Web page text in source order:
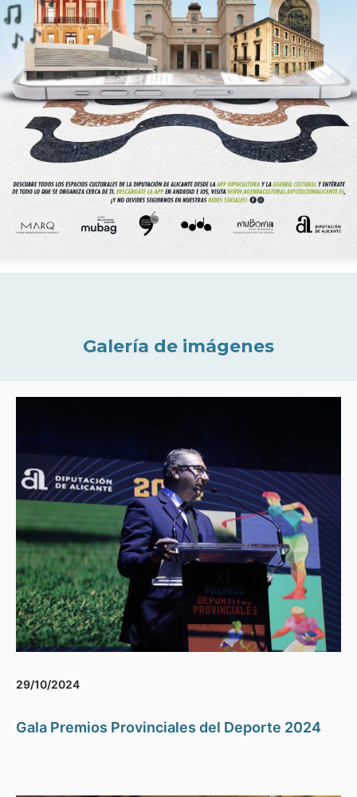
Galería de imágenes
29/10/2024
Gala Premios Provinciales del Deporte 2024